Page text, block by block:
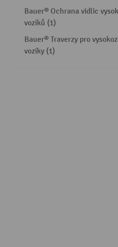
Bauer® Ochrana vidlic
vozíků (1)
Bauer® Traverzy pro
vozíky (1)